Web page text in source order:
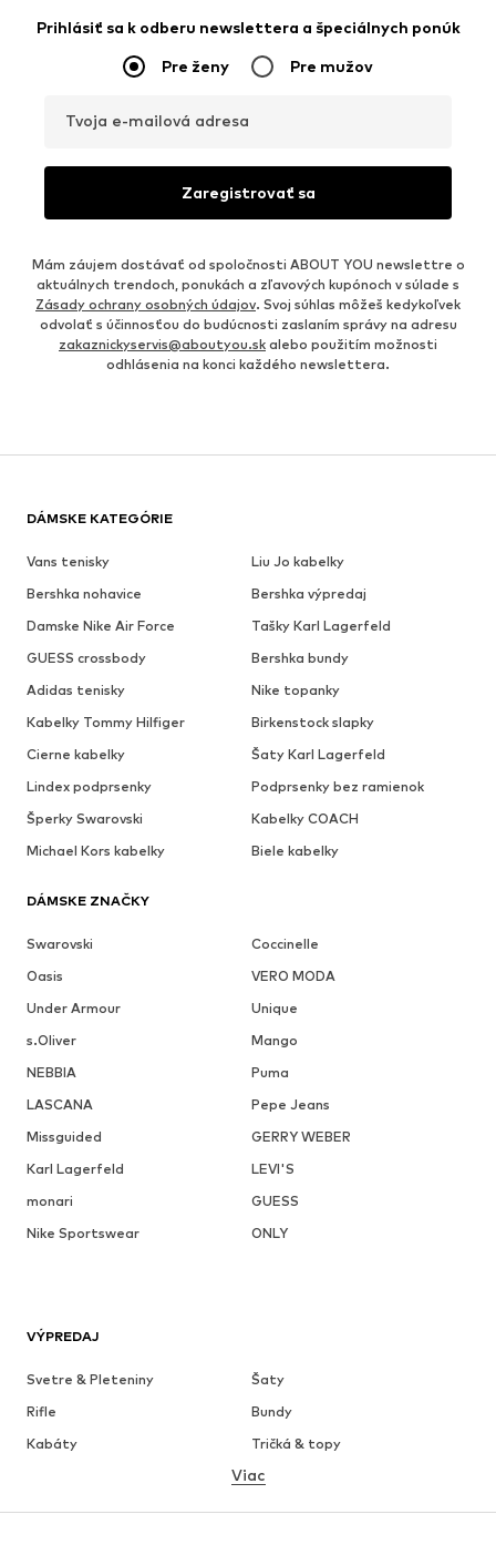
Prihlásiť sa k odberu newslettera a špeciálnych ponúk
Pre ženy Pre mužov
Tvoja e-mailová adresa
Zaregistrovať sa
Mám záujem dostávať od spoločnosti ABOUT YOU newslettre o
aktuálnych trendoch, ponukách a zľavových kupónoch v súlade s
Zásady ochrany osobných údajov. Svoj súhlas môžeš kedykoľvek
odvolať s účinnosťou do budúcnosti zaslaním správy na adresu
zakaznickyservis@aboutyou.sk alebo použitím možnosti
odhlásenia na konci každého newslettera.
DÁMSKE KATEGÓRIE
Vans tenisky
Liu Jo kabelky
Bershka nohavice
Bershka výpredaj
Damske Nike Air Force
Tašky Karl Lagerfeld
GUESS crossbody
Bershka bundy
Adidas tenisky
Nike topanky
Kabelky Tommy Hilfiger
Birkenstock slapky
Cierne kabelky
Šaty Karl Lagerfeld
Lindex podprsenky
Podprsenky bez ramienok
Šperky Swarovski
Kabelky COACH
Michael Kors kabelky
Biele kabelky
DÁMSKE ZNAČKY
Swarovski
Coccinelle
Oasis
VERO MODA
Under Armour
Unique
s.Oliver
Mango
NEBBIA
Puma
LASCANA
Pepe Jeans
Missguided
GERRY WEBER
Karl Lagerfeld
LEVI'S
monari
GUESS
Nike Sportswear
ONLY
VÝPREDAJ
Svetre & Pleteniny
Šaty
Rifle
Bundy
Kabáty
Tričká & topy
Bielizeň
Viac